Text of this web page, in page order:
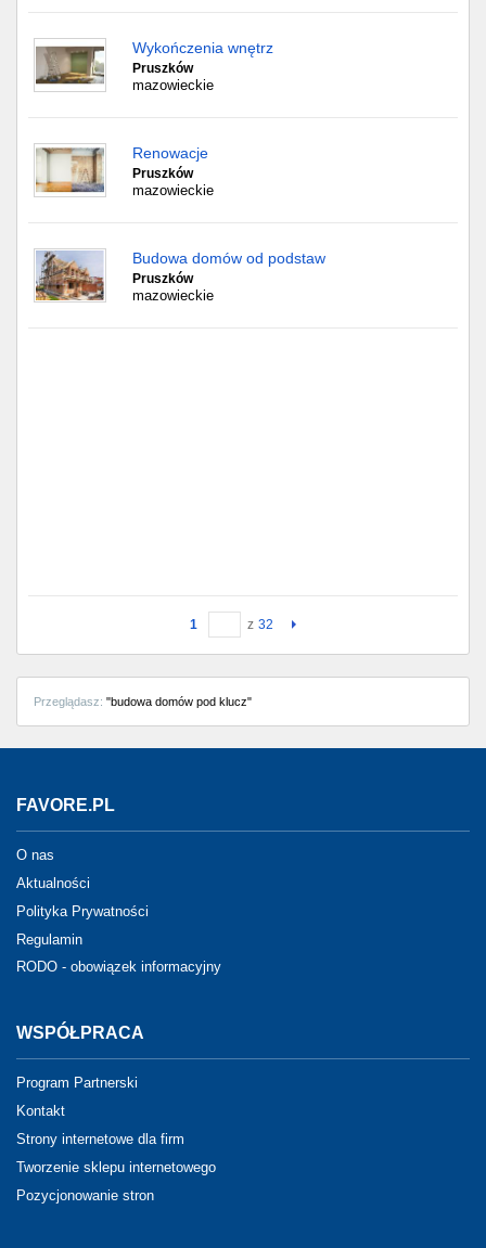
Wykończenia wnętrz
Pruszków
mazowieckie
Renowacje
Pruszków
mazowieckie
Budowa domów od podstaw
Pruszków
mazowieckie
1 z 32
Przeglądasz: "budowa domów pod klucz"
FAVORE.PL
O nas
Aktualności
Polityka Prywatności
Regulamin
RODO - obowiązek informacyjny
WSPÓŁPRACA
Program Partnerski
Kontakt
Strony internetowe dla firm
Tworzenie sklepu internetowego
Pozycjonowanie stron